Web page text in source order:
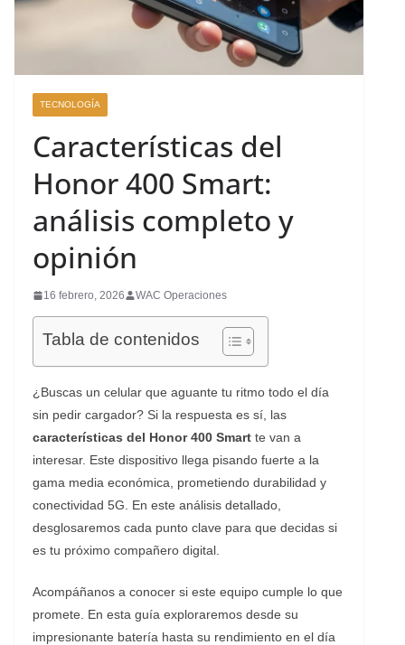
TECNOLOGÍA
Características del
Honor 400 Smart:
análisis completo y
opinión
16 febrero, 2026 WAC Operaciones
Tabla de contenidos
¿Buscas un celular que aguante tu ritmo todo el día
sin pedir cargador? Si la respuesta es sí, las
características del Honor 400 Smart te van a
interesar. Este dispositivo llega pisando fuerte a la
gama media económica, prometiendo durabilidad y
conectividad 5G. En este análisis detallado,
desglosaremos cada punto clave para que decidas si
es tu próximo compañero digital.
Acompáñanos a conocer si este equipo cumple lo que
promete. En esta guía exploraremos desde su
impresionante batería hasta su rendimiento en el día